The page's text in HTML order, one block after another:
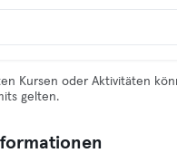
Kursen oder Aktivitäten
gelten.